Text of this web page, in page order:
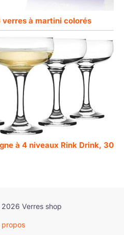
verres à martini colorés
à 4 niveaux Rink Drink, 30
Verres shop
propos